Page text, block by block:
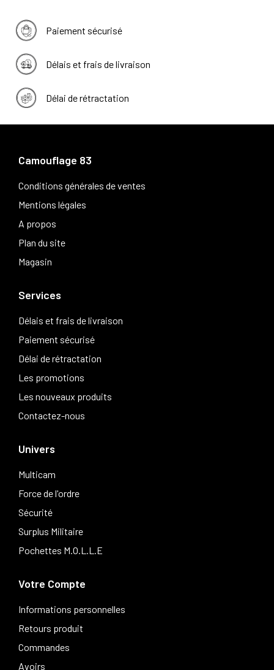
Paiement sécurisé
Délais et frais de livraison
Délai de rétractation
Camouflage 83
Conditions générales de ventes
Mentions légales
A propos
Plan du site
Magasin
Services
Délais et frais de livraison
Paiement sécurisé
Délai de rétractation
Les promotions
Les nouveaux produits
Contactez-nous
Univers
Multicam
Force de l'ordre
Sécurité
Surplus Militaire
Pochettes M.O.L.L.E
Votre Compte
Informations personnelles
Retours produit
Commandes
Avoirs